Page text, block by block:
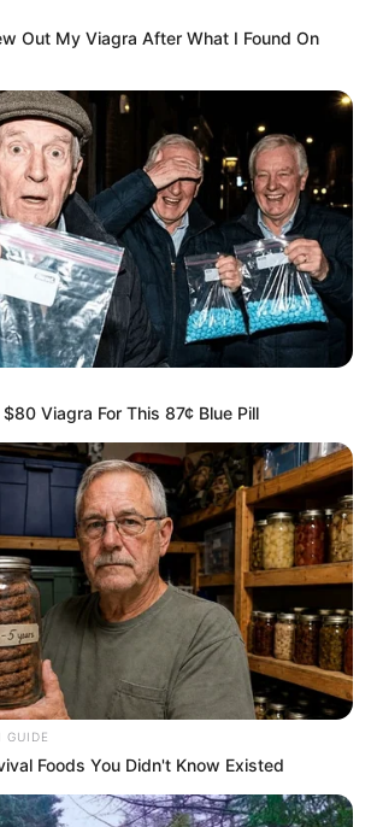
Out My Viagra After What I Found On
Viagra For This 87¢ Blue Pill
GUIDE
Foods You Didn't Know Existed